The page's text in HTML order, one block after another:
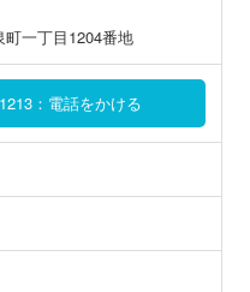
一丁目1204番地
：電話をかける